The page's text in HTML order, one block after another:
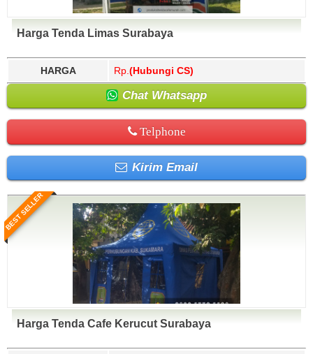
Harga Tenda Limas Surabaya
HARGA Rp. (Hubungi CS)
Chat Whatsapp
Telphone
Kirim Email
BEST SELLER
Harga Tenda Cafe Kerucut Surabaya